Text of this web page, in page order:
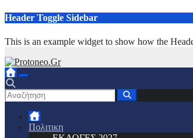
Μετάβαση
περιεχόμενο
Header Toggle Sidebar
This is an example widget to show how the
Πολιτικη